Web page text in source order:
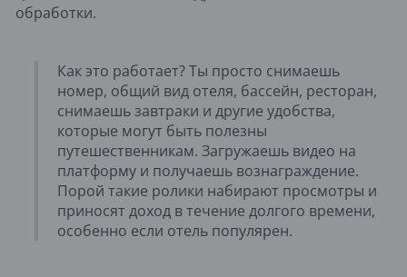
обработки.
Как это работает? Ты просто снимаешь
номер, общий вид отеля, бассейн, ресторан,
снимаешь завтраки и другие удобства,
которые могут быть полезны
путешественникам. Загружаешь видео на
платформу и получаешь вознаграждение.
Порой такие ролики набирают просмотры и
приносят доход в течение долгого времени,
особенно если отель популярен.